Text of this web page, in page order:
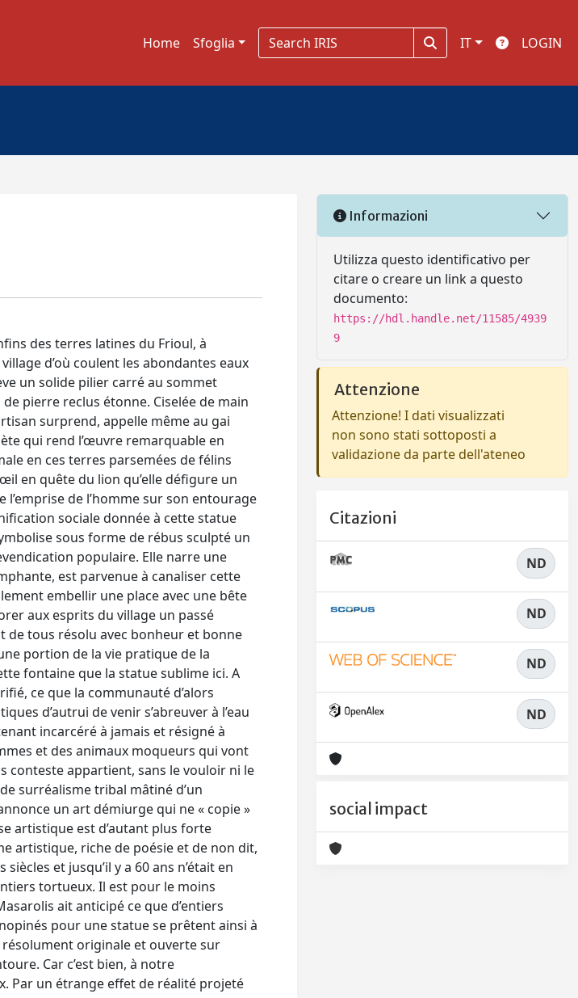
Home Sfoglia IT LOGIN
des terres latines du Frioul, à
d’où coulent les abondantes eaux
un solide pilier carré au sommet
pierre reclus étonne. Ciselée de main
surprend, appelle même au gai
qui rend l’œuvre remarquable en
en ces terres parsemées de félins
en quête du lion qu’elle défigure un
de l’homme sur son entourage
sociale donnée à cette statue
sous forme de rébus sculpté un
populaire. Elle narre une
est parvenue à canaliser cette
embellir une place avec une bête
aux esprits du village un passé
tous résolu avec bonheur et bonne
portion de la vie pratique de la
fontaine que la statue sublime ici. A
ce que la communauté d’alors
d’autrui de venir s’abreuver à l’eau
incarcéré à jamais et résigné à
et des animaux moqueurs qui vont
conteste appartient, sans le vouloir ni le
surréalisme tribal mâtiné d’un
un art démiurge qui ne « copie »
artistique est d’autant plus forte
artistique, riche de poésie et de non dit,
et jusqu’il y a 60 ans n’était en
tortueux. Il est pour le moins
ait anticipé ce que d’entiers
pour une statue se prêtent ainsi à
résolument originale et ouverte sur
Car c’est bien, à notre
Par un étrange effet de réalité projeté
Informazioni
Utilizza questo identificativo per
citare o creare un link a questo
documento:
https://hdl.handle.net/11585/4939
9
Attenzione
Attenzione! I dati visualizzati
non sono stati sottoposti a
validazione da parte dell'ateneo
Citazioni
ND
ND
ND
ND
social impact